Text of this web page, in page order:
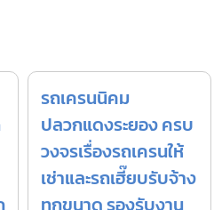
รถเครนนิคม
ปลวกแดงระยอง ครบ
วงจรเรื่องรถเครนให้
เช่าและรถเฮี๊ยบรับจ้าง
ทุกขนาด รองรับงาน